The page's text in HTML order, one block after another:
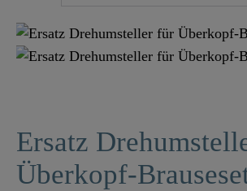
Ersatz
Überkopf-